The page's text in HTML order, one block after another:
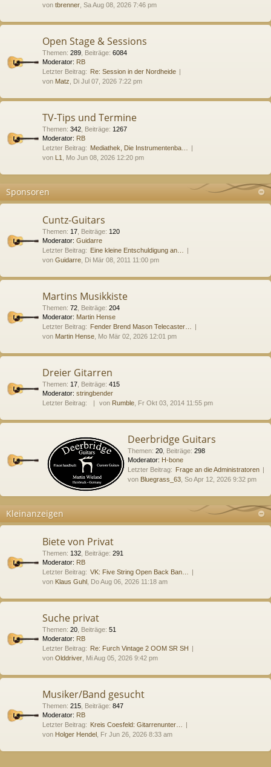
von tbrenner , Sa Aug 08, 2026 7:46 pm
Open Stage & Sessions
Themen: 289 Beiträge: 6084
Moderator: RB
Letzter Beitrag: Re: Session in der Nordheide
von Matz , Di Jul 07, 2026 7:22 pm
TV-Tips und Termine
Themen: 342 Beiträge: 1267
Moderator: RB
Letzter Beitrag: Mediathek, Die Instrumentenba…
von L1 , Mo Jun 08, 2026 12:20 pm
Sponsoren
Cuntz-Guitars
Themen: 17 Beiträge: 120
Moderator: Guidarre
Letzter Beitrag: Eine kleine Entschuldigung an…
von Guidarre , Di Mär 08, 2011 11:00 pm
Martins Musikkiste
Themen: 72 Beiträge: 204
Moderator: Martin Hense
Letzter Beitrag: Fender Brend Mason Telecaster…
von Martin Hense , Mo Mär 02, 2026 12:01 pm
Dreier Gitarren
Themen: 17 Beiträge: 415
Moderator: stringbender
Letzter Beitrag:
von Rumble , Fr Okt 03, 2014 11:55 pm
Deerbridge Guitars
Themen: 20 Beiträge: 298
Moderator: H-bone
Letzter Beitrag: Frage an die Administratoren
von Bluegrass_63 , So Apr 12, 2026 9:32 pm
Kleinanzeigen
Biete von Privat
Themen: 132 Beiträge: 291
Moderator: RB
Letzter Beitrag: VK: Five String Open Back Ban…
von Klaus Guhl , Do Aug 06, 2026 11:18 am
Suche privat
Themen: 20 Beiträge: 51
Moderator: RB
Letzter Beitrag: Re: Furch Vintage 2 OOM SR SH
von Olddriver , Mi Aug 05, 2026 9:42 pm
Musiker/Band gesucht
Themen: 215 Beiträge: 847
Moderator: RB
Letzter Beitrag: Kreis Coesfeld: Gitarrenunter…
von Holger Hendel , Fr Jun 26, 2026 8:33 am